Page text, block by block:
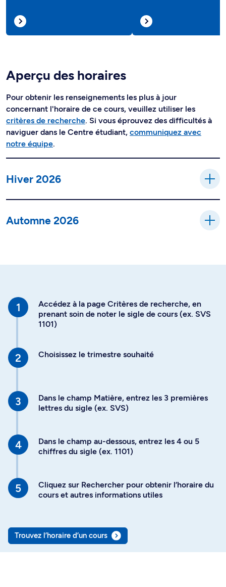
Aperçu des horaires
Pour obtenir les renseignements les plus à jour
concernant l'horaire de ce cours, veuillez utiliser les
critères de recherche. Si vous éprouvez des difficultés à
naviguer dans le Centre étudiant, communiquez avec
notre équipe.
Hiver 2026
Automne 2026
Accédez à la page Critères de recherche, en
prenant soin de noter le sigle de cours (ex. SVS
1101)
Choisissez le trimestre souhaité
Dans le champ Matière, entrez les 3 premières
lettres du sigle (ex. SVS)
Dans le champ au-dessous, entrez les 4 ou 5
chiffres du sigle (ex. 1101)
Cliquez sur Rechercher pour obtenir l’horaire du
cours et autres informations utiles
Trouvez l’horaire d’un cours